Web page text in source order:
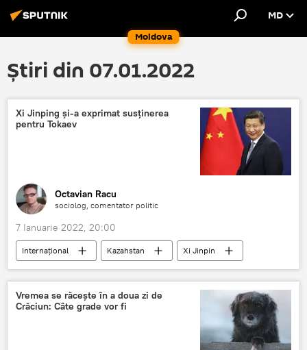
Moldova
MD
Știri din 07.01.2022
Xi Jinping și-a exprimat susținerea
pentru Tokaev
Octavian Racu
sociolog, comentator politic
7 Ianuarie 2022, 20:00
Internațional Kazahstan
Xi Jinpin
dezordini
Vremea se răcește în a doua zi de
Crăciun: Câte grade vor fi